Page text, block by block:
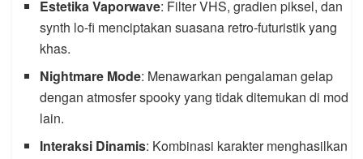
Estetika Vaporwave: Filter VHS, gradien piksel, dan
synth lo-fi menciptakan suasana retro-futuristik yang
khas.
Nightmare Mode: Menawarkan pengalaman gelap
dengan atmosfer spooky yang tidak ditemukan di mod
lain.
Interaksi Dinamis: Kombinasi karakter menghasilkan